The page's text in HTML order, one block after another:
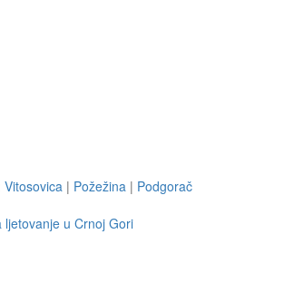
Vitosovica | Požežina | Podgorač
ljetovanje u Crnoj Gori